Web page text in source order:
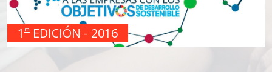
1 ra EDICIÓN - 2016